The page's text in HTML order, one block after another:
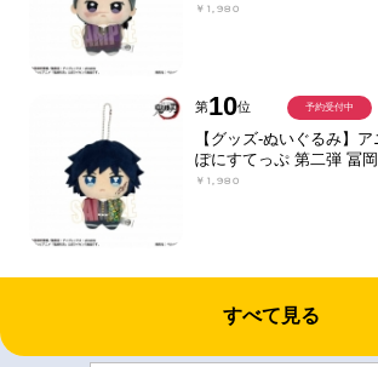
￥1,980
第10位
【グッズ-ぬいぐるみ】ア
ぽにすてっぷ 第二弾 冨
￥1,980
予約受付中
すべて見る